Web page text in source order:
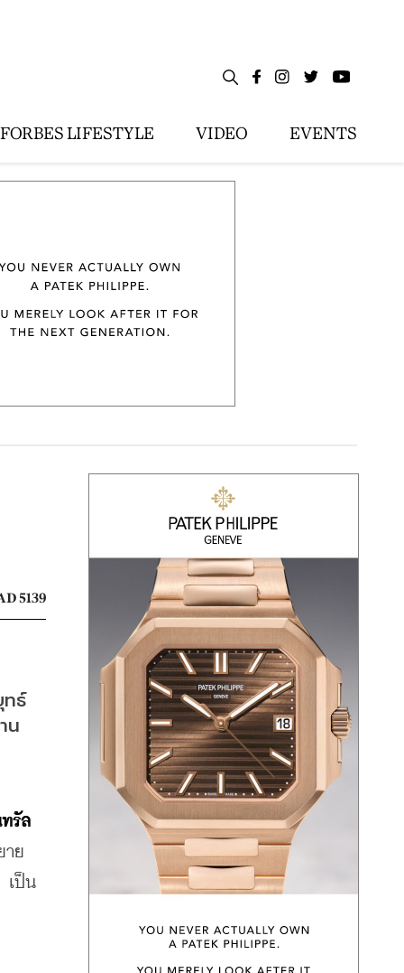
FORBES LIFESTYLE VIDEO EVENTS
5139
ธ์
น
รัล
าย
เป็น